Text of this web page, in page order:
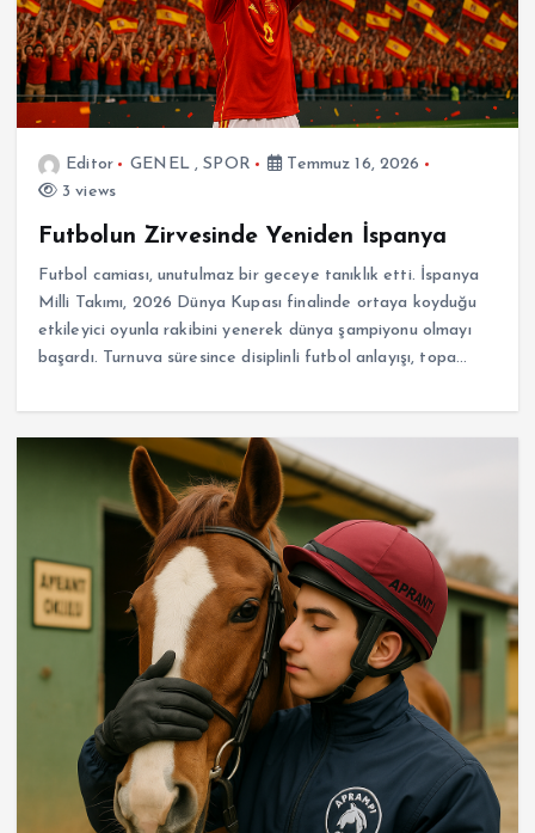
Editor GENEL,SPOR
Temmuz 16, 2026
3 views
Futbolun Zirvesinde Yeniden İspanya
Futbol camiası, unutulmaz bir geceye tanıklık etti. İspanya
Milli Takımı, 2026 Dünya Kupası finalinde ortaya koyduğu
etkileyici oyunla rakibini yenerek dünya şampiyonu olmayı
başardı. Turnuva süresince disiplinli futbol anlayışı, topa…